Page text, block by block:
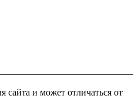
сайта и может отличаться от